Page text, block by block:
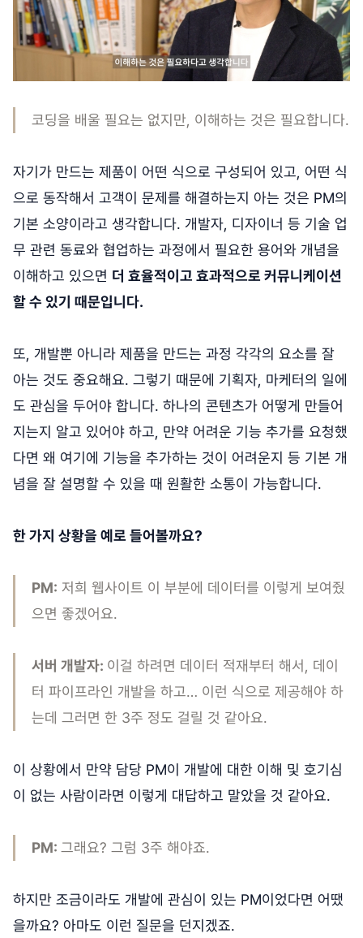
코딩을 배울 필요는 없지만, 이해하는 것은 필요합니다.
자기가 만드는 제품이 어떤 식으로 구성되어 있고, 어떤 식
으로 동작해서 고객이 문제를 해결하는지 아는 것은 PM의
기본 소양이라고 생각합니다. 개발자, 디자이너 등 기술 업
무 관련 동료와 협업하는 과정에서 필요한 용어와 개념을
이해하고 있으면 더 효율적이고 효과적으로 커뮤니케이션
할 수 있기 때문입니다.
또, 개발뿐 아니라 제품을 만드는 과정 각각의 요소를 잘
아는 것도 중요해요. 그렇기 때문에 기획자, 마케터의 일에
도 관심을 두어야 합니다. 하나의 콘텐츠가 어떻게 만들어
지는지 알고 있어야 하고, 만약 어려운 기능 추가를 요청했
다면 왜 여기에 기능을 추가하는 것이 어려운지 등 기본 개
념을 잘 설명할 수 있을 때 원활한 소통이 가능합니다.
한 가지 상황을 예로 들어볼까요?
PM: 저희 웹사이트 이 부분에 데이터를 이렇게 보여줬
으면 좋겠어요.
서버 개발자: 이걸 하려면 데이터 적재부터 해서, 데이
터 파이프라인 개발을 하고… 이런 식으로 제공해야 하
는데 그러면 한 3주 정도 걸릴 것 같아요.
이 상황에서 만약 담당 PM이 개발에 대한 이해 및 호기심
이 없는 사람이라면 이렇게 대답하고 말았을 것 같아요.
PM: 그래요? 그럼 3주 해야죠.
하지만 조금이라도 개발에 관심이 있는 PM이었다면 어땠
을까요? 아마도 이런 질문을 던지겠죠.